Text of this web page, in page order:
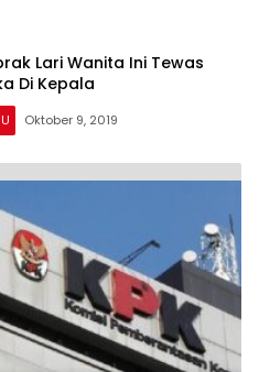
Lari Wanita Ini Tewas
Di Kepala
Oktober 9, 2019